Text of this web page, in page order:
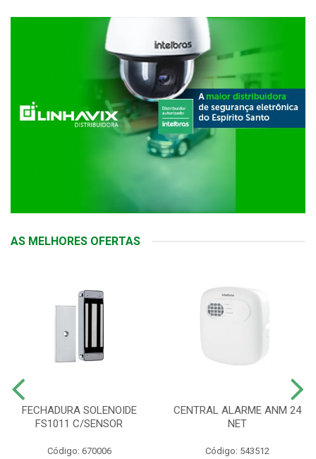
AS MELHORES OFERTAS
FECHADURA SOLENOIDE
FS1011 C/SENSOR
Código: 670006
CENTRAL ALARME ANM 24
NET
Código: 543512